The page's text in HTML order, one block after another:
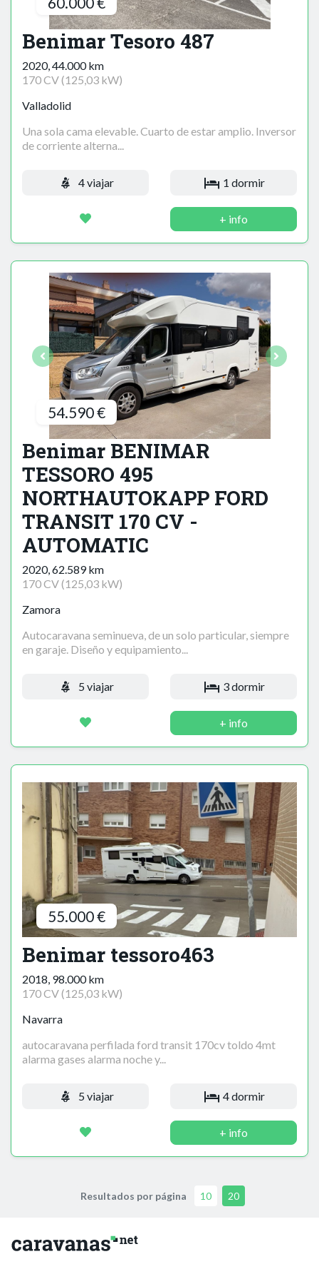
Benimar Tesoro 487
2020, 44.000 km
170 CV (125,03 kW)
Valladolid
Una sola cama elevable. Cuarto de estar amplio. Inversor
de corriente alterna...
4 viajar 1 dormir
+ info
54.590 €
Benimar BENIMAR
TESSORO 495
NORTHAUTOKAPP FORD
TRANSIT 170 CV -
AUTOMATIC
2020, 62.589 km
170 CV (125,03 kW)
Zamora
Autocaravana seminueva, de un solo particular, siempre
en garaje. Diseño y equipamiento...
5 viajar 3 dormir
+ info
55.000 €
Benimar tessoro463
2018, 98.000 km
170 CV (125,03 kW)
Navarra
autocaravana perfilada ford transit 170cv toldo 4mt
alarma gases alarma noche y...
5 viajar 4 dormir
+ info
Resultados por página 10 20